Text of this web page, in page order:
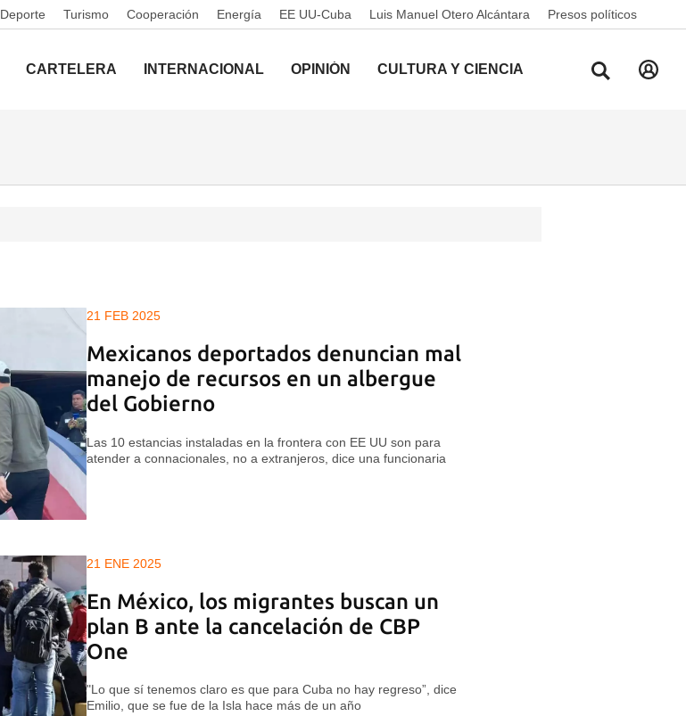
Deporte Turismo Cooperación Energía EE UU-Cuba Luis Manuel Otero Alcántara Presos políticos
CARTELERA INTERNACIONAL OPINIÓN CULTURA Y CIENCIA
21 FEB 2025
Mexicanos deportados denuncian mal
manejo de recursos en un albergue
del Gobierno
Las 10 estancias instaladas en la frontera con EE UU son para
atender a connacionales, no a extranjeros, dice una funcionaria
21 ENE 2025
En México, los migrantes buscan un
plan B ante la cancelación de CBP
One
"Lo que sí tenemos claro es que para Cuba no hay regreso”, dice
Emilio, que se fue de la Isla hace más de un año